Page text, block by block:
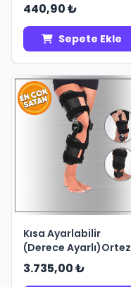
440,90 ₺
Sepete Ekle
Kısa Ayarlabilir
(Derece Ayarlı)Ortez
(Diz)
3.735,00 ₺